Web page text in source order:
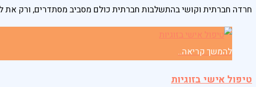
חרדה חברתית וקושי בהתשלבות חברתית כולם מסביב מסתדרים, ורק
להמשך קריאה..
טיפול אישי בזוגיות